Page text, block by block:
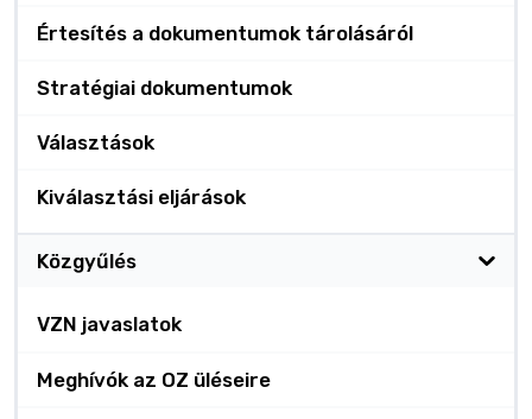
Értesítés a dokumentumok tárolásáról
Stratégiai dokumentumok
Választások
Kiválasztási eljárások
Közgyűlés
VZN javaslatok
Meghívók az OZ üléseire